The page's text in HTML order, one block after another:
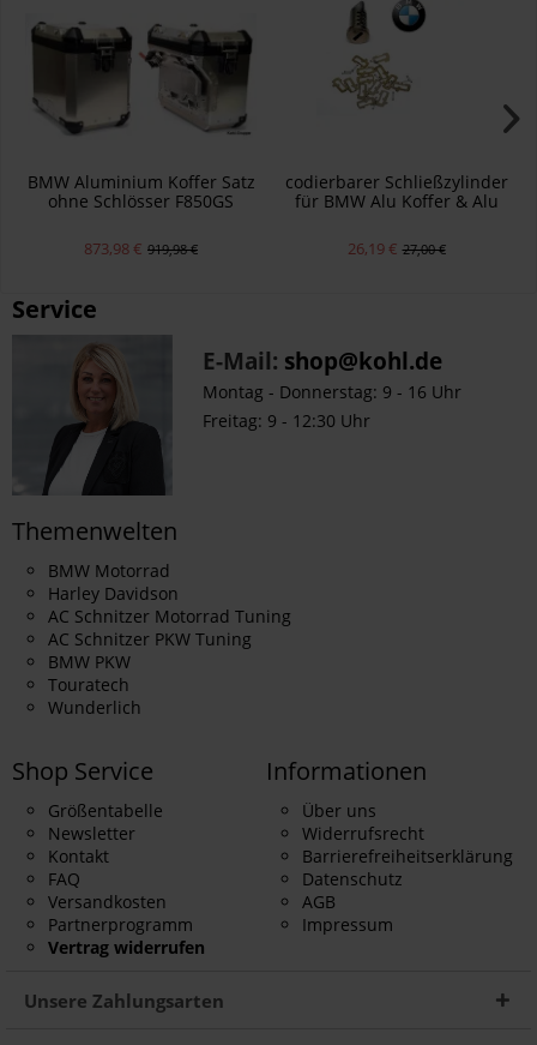
BMW Aluminium Koffer Satz
ohne Schlösser F850GS
873,98 € 919,98 €
codierbarer Schließzylinder
für BMW Alu Koffer & Alu
R1200GS R1250GS
26,19 € 27,00 €
Service
E-Mail: shop@kohl.de
Montag - Donnerstag: 9 - 16 Uhr
Freitag: 9 - 12:30 Uhr
Themenwelten
BMW Motorrad
Harley Davidson
AC Schnitzer Motorrad Tuning
AC Schnitzer PKW Tuning
BMW PKW
Touratech
Wunderlich
Shop Service
Größentabelle
Newsletter
Kontakt
FAQ
Versandkosten
Partnerprogramm
Vertrag widerrufen
Informationen
Über uns
Widerrufsrecht
Barrierefreiheitserklärung
Datenschutz
AGB
Impressum
Unsere Zahlungsarten